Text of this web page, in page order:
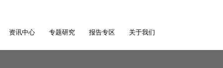
资讯中心 专题研究 报告专区 关于我们